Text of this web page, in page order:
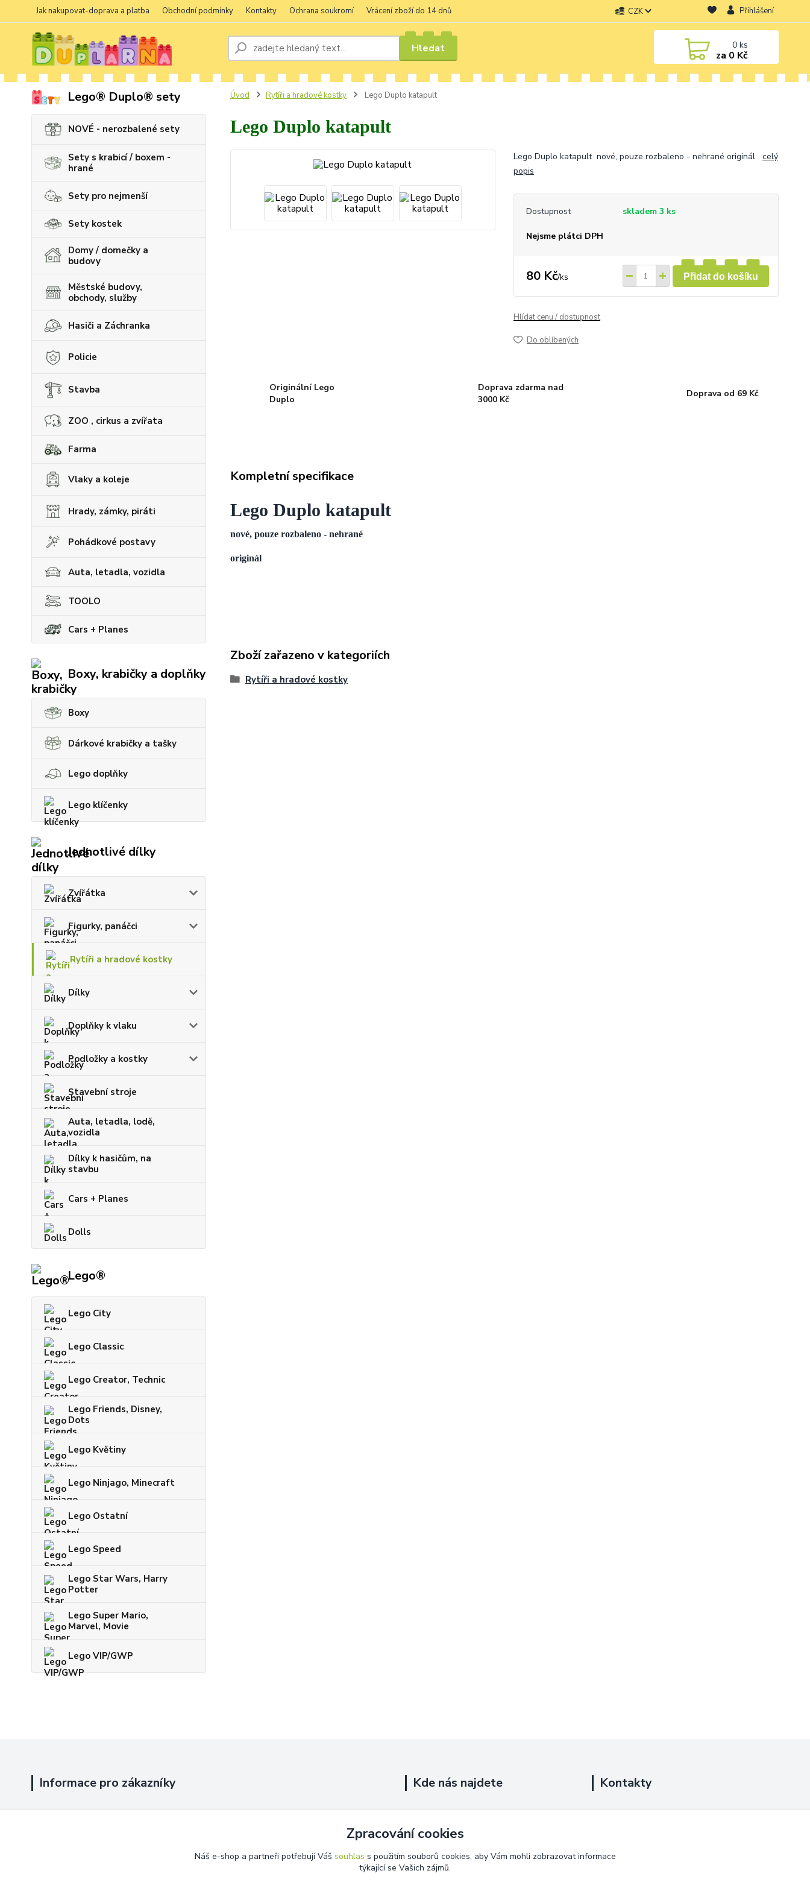
Jak nakupovat-doprava a platba Obchodní podmínky Kontakty Ochrana soukromí Vrácení zboží do 14 dnů CZK Přihlášení
Hledat 0ks
za 0 Kč
Lego® Duplo® sety
NOVÉ - nerozbalené sety
Sety s krabicí / boxem -
hrané
Sety pro nejmenší
Sety kostek
Domy / domečky a
budovy
Městské budovy,
obchody, služby
Hasiči a Záchranka
Policie
Stavba
ZOO , cirkus a zvířata
Farma
Vlaky a koleje
Hrady, zámky, piráti
Pohádkové postavy
Auta, letadla, vozidla
TOOLO
Cars + Planes
Boxy, krabičky a doplňky
Boxy
Dárkové krabičky a tašky
Lego doplňky
Lego klíčenky
Jednotlivé dílky
Zvířátka
Figurky, panáčci
Rytíři a hradové kostky
Dílky
Doplňky k vlaku
Podložky a kostky
Stavební stroje
Auta, letadla, lodě,
vozidla
Dílky k hasičům, na
stavbu
Cars + Planes
Dolls
Lego®
Lego City
Lego Classic
Lego Creator, Technic
Lego Friends, Disney,
Dots
Lego Květiny
Lego Ninjago, Minecraft
Lego Ostatní
Lego Speed
Lego Star Wars, Harry
Potter
Lego Super Mario,
Marvel, Movie
Lego VIP/GWP
Úvod Rytíři a hradové kostky Lego Duplo katapult
Lego Duplo katapult
Lego Duplo katapult nové, pouze rozbaleno - nehrané originál celý
popis
Dostupnost skladem 3 ks
Nejsme plátci DPH
80 Kč/ks Přidat do košíku
Hlídat cenu / dostupnost
Do oblíbených
Originální Lego
Duplo
Doprava zdarma nad
3000 Kč
Doprava od 69 Kč
Kompletní specifikace
Lego Duplo katapult
nové, pouze rozbaleno - nehrané
originál
Zboží zařazeno v kategoriích
Rytíři a hradové kostky
Informace pro zákazníky Kde nás najdete
Uhelná 719/5
Říčany, 251 01
Na této adrese není prodejna.
Kontakty
+420 725 889 873
info@duplarna.cz
Zpracování cookies
Náš e-shop a partneři potřebují Váš souhlas s použitím souborů cookies, aby Vám mohli zobrazovat informace
týkající se Vašich zájmů.